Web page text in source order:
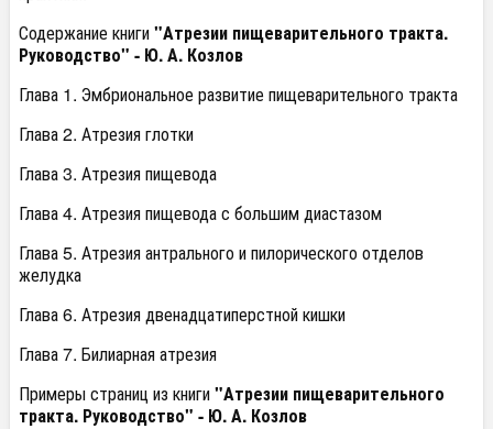
Содержание книги"Атрезии пищеварительного тракта.
Руководство" - Ю. А. Козлов
Глава 1. Эмбриональное развитие пищеварительного тракта
Глава 2. Атрезия глотки
Глава 3. Атрезия пищевода
Глава 4. Атрезия пищевода с большим диастазом
Глава 5. Атрезия антрального и пилорического отделов
желудка
Глава 6. Атрезия двенадцатиперстной кишки
Глава 7. Билиарная атрезия
Примеры страниц из книги"Атрезии пищеварительного
тракта. Руководство" - Ю. А. Козлов